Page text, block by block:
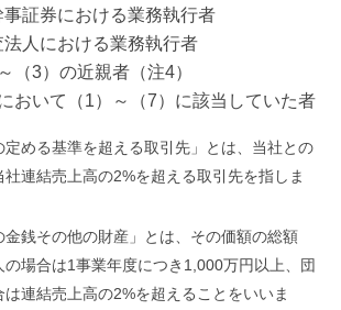
事証券における業務執行者
法人における業務執行者
（3）の近親者（注4）
おいて（1）～（7）に該当していた者
定める基準を超える取引先」とは、当社との
社連結売上高の2%を超える取引先を指しま
金銭その他の財産」とは、その価額の総額
の場合は1事業年度につき1,000万円以上、団
は連結売上高の2%を超えることをいいま